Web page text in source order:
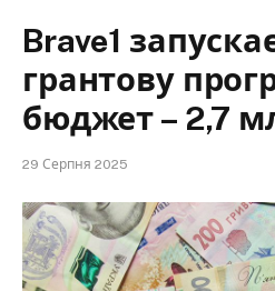
Brave1
грантову
бюджет – 2,7
29 Серпня 2025